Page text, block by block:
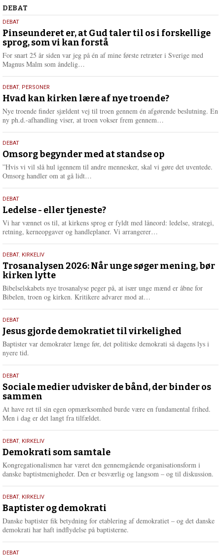
Debat
DEBAT
5.
august
2026
DEBAT
Pinseunderet er, at Gud taler til os i forskellige
sprog, som vi kan forstå
For snart 25 år siden var jeg på én af mine første retræter i Sverige med
Magnus Malm som åndelig…
e
r
e
25.
juli
2026
DEBAT, PERSONER
Hvad kan kirken lære af nye troende?
Nye troende finder sjældent vej til troen gennem én afgørende beslutning. En
ny ph.d.-afhandling viser, at troen vokser frem gennem…
e
r
e
9.
juli
2026
DEBAT
Omsorg begynder med at standse op
”Hvis vi vil slå hul igennem til andre mennesker, skal vi gøre det uventede.
Omsorg handler om at gå lidt…
e
r
e
10.
juni
2026
DEBAT
Ledelse - eller tjeneste?
Vi har vænnet os til, at kirkens sprog er fyldt med låneord: ledelse, strategi,
retning, kerneopgaver og handleplaner. Vi arrangerer…
e
2.
juni
2026
DEBAT, KIRKELIV
Trosanalysen 2026: Når unge søger mening, bør
kirken lytte
Bibelselskabets nye trosanalyse peger på, at især unge mænd er åbne for
Bibelen, troen og kirken. Kritikere advarer mod at…
e
r
18.
maj
2026
DEBAT
Jesus gjorde demokratiet til virkelighed
Baptister var demokrater længe før, det politiske demokrati så dagens lys i
nyere tid.
18.
maj
2026
DEBAT
Sociale medier udvisker de bånd, der binder os
sammen
At have ret til sin egen opmærksomhed burde være en fundamental frihed.
Men i dag er det langt fra tilfældet.
18.
maj
2026
DEBAT, KIRKELIV
Demokrati som samtale
Kongregationalismen har været den gennemgående organisationsform i
danske baptistmenigheder. Den er besværlig og langsom – og til diskussion.
18.
maj
2026
DEBAT, KIRKELIV
Baptister og demokrati
Danske baptister fik betydning for etablering af demokratiet – og det danske
demokrati har haft indflydelse på baptisterne.
18.
DEBAT